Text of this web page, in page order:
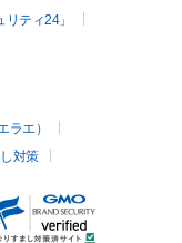
ティ24」
ラエ）
対策